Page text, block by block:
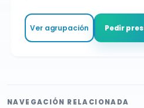
Ver agrupación Pedir
NAVEGACIÓN RELACIONADA